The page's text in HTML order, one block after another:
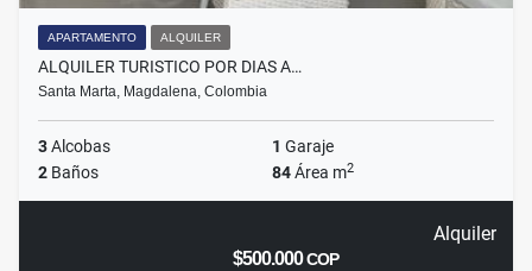
APARTAMENTO ALQUILER
ALQUILER TURISTICO POR DIAS A…
Santa Marta, Magdalena, Colombia
3Alcobas 1 Garaje
2 Baños 84Área m2
Alquiler
$500.000COP